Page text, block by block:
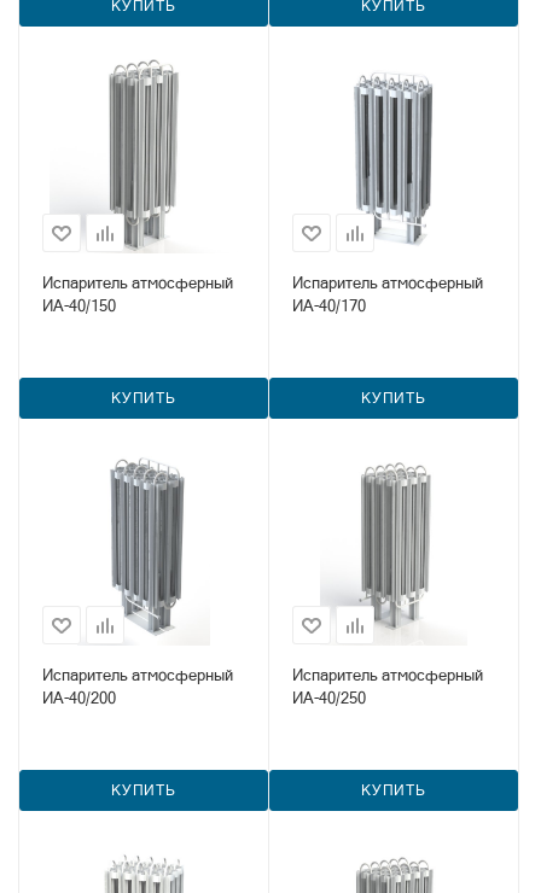
КУПИТЬ КУПИТЬ
Испаритель атмосферный
ИА-40/150
КУПИТЬ
Испаритель атмосферный
ИА-40/170
КУПИТЬ
Испаритель атмосферный
ИА-40/200
КУПИТЬ
Испаритель атмосферный
ИА-40/250
КУПИТЬ